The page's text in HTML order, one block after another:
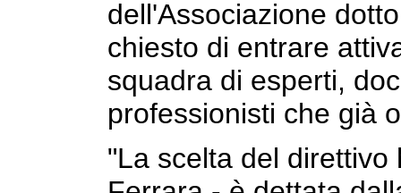
dell'Associazione
chiesto di entrare
squadra di esperti,
professionisti che già
"La scelta del